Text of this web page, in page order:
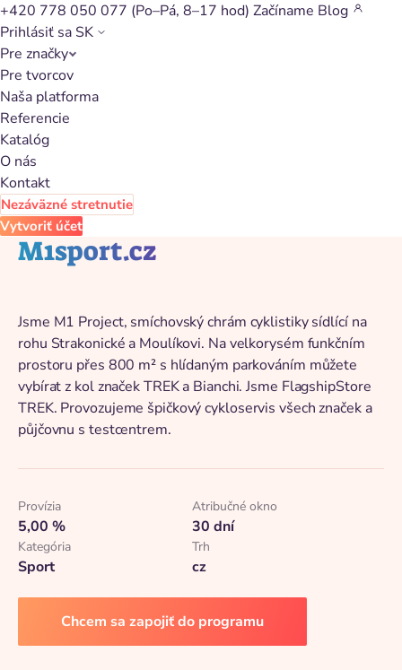
+420 778 050 077 (Po–Pá, 8–17 hod) Začíname Blog
Prihlásiť sa SK
Pre značky
Pre tvorcov
Naša platforma
Referencie
Katalóg
O nás
Kontakt
Nezáväzné stretnutie
Vytvoriť účet
Späť na katalóg
M1sport.cz
Jsme M1 Project, smíchovský chrám cyklistiky sídlící na
rohu Strakonické a Moulíkovi. Na velkorysém funkčním
prostoru přes 800 m² s hlídaným parkováním můžete
vybírat z kol značek TREK a Bianchi. Jsme FlagshipStore
TREK. Provozujeme špičkový cykloservis všech značek a
půjčovnu s testcentrem.
Provízia
5,00 %
Atribučné okno
30 dní
Kategória
Sport
Trh
cz
Chcem sa zapojiť do programu